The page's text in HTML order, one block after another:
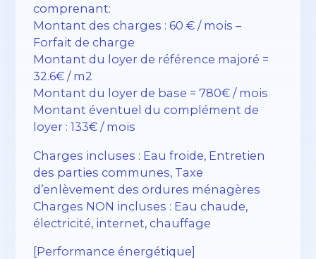
comprenant:
Montant des charges : 60 € / mois –
Forfait de charge
Montant du loyer de référence majoré =
32.6€ / m2
Montant du loyer de base = 780€ / mois
Montant éventuel du complément de
loyer : 133€ / mois
Charges incluses : Eau froide, Entretien
des parties communes, Taxe
d’enlèvement des ordures ménagères
Charges NON incluses : Eau chaude,
électricité, internet, chauffage
[Performance énergétique]